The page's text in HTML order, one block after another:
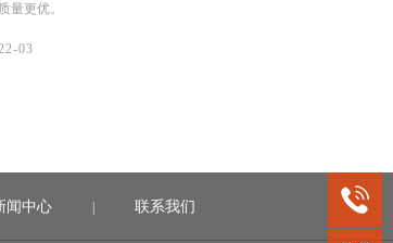
闻中心 联系我们